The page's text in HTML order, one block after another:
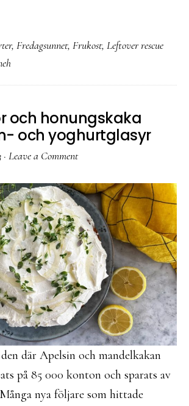
, Fredagsunnet, Frukost, Leftover rescue
och honungskaka
och yoghurtglasyr
· Leave a Comment
där Apelsin och mandelkakan
på 85 000 konton och sparats av
nya följare som hittade